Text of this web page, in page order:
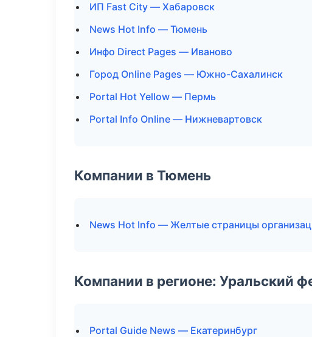
ИП Fast City — Хабаровск
News Hot Info — Тюмень
Инфо Direct Pages — Иваново
Город Online Pages — Южно-Сахалинск
Portal Hot Yellow — Пермь
Portal Info Online — Нижневартовск
Компании в Тюмень
News Hot Info — Желтые страницы
Компании в регионе: Уральский
Portal Guide News — Екатеринбург